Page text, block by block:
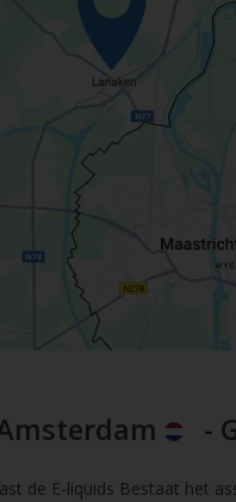
Amsterdam -
de E-liquids Bestaat het